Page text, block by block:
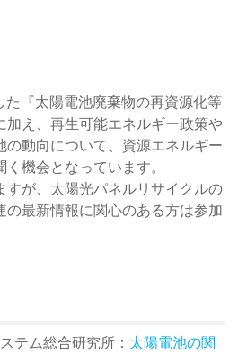
た『太陽電池廃棄物の再資源化等
加え、再生可能エネルギー政策や
の動向について、資源エネルギー
機会となっています。
すが、太陽光パネルリサイクルの
の最新情報に関心のある方は参加
テム総合研究所： 太陽電池の関